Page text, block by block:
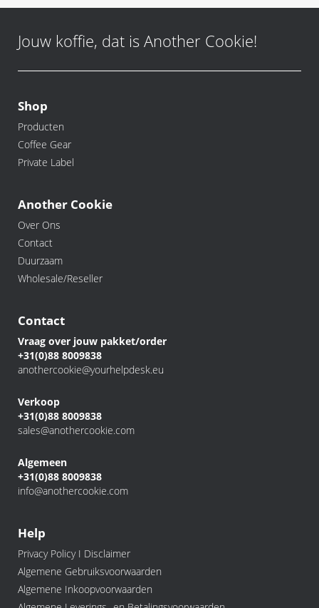
Jouw koffie, dat is Another Cookie!
Shop
Producten
Coffee Gear
Private Label
Another Cookie
Over Ons
Contact
Duurzaam
Wholesale/Reseller
Contact
Vraag over jouw pakket/order
+31(0)88 8009838
anothercookie@yourhelpdesk.eu
Verkoop
+31(0)88 8009838
sales@anothercookie.com
Algemeen
+31(0)88 8009838
info@anothercookie.com
Help
Privacy Policy I Disclaimer
Algemene Gebruiksvoorwaarden
Algemene Inkoopvoorwaarden